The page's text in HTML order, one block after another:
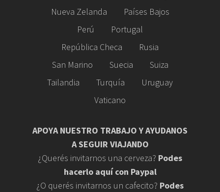
Nueva Zelanda
Países Bajos
Perú
Portugal
República Checa
Rusia
San Marino
Suecia
Suiza
Tailandia
Turquía
Uruguay
Vaticano
APOYA NUESTRO TRABAJO Y AYUDANOS
A SEGUIR VIAJANDO
¿Querés invitarnos una cerveza? Podes
hacerlo aquí con Paypal
¿O querés invitarnos un cafecito? Podes